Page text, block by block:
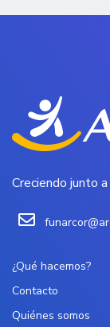
Creciendo junto
¿Qué hacemos?
Contacto
Quiénes somos